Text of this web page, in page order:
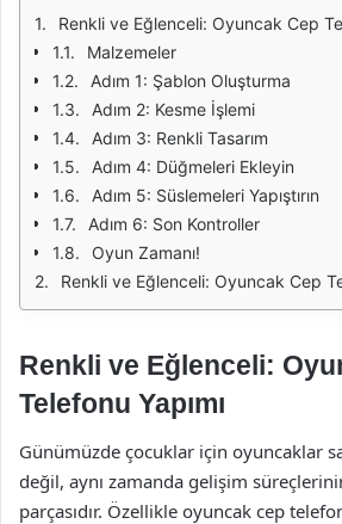
Renkli ve Eğlenceli: Oyuncak Cep
Malzemeler
Adım 1: Şablon Oluşturma
Adım 2: Kesme İşlemi
Adım 3: Renkli Tasarım
Adım 4: Düğmeleri Ekleyin
Adım 5: Süslemeleri Yapıştırın
Adım 6: Son Kontroller
Oyun Zamanı!
Renkli ve Eğlenceli: Oyuncak Cep
Renkli ve Eğlenceli:
Telefonu Yapımı
Günümüzde çocuklar için oyuncaklar
değil, aynı zamanda gelişim
parçasıdır. Özellikle oyuncak cep